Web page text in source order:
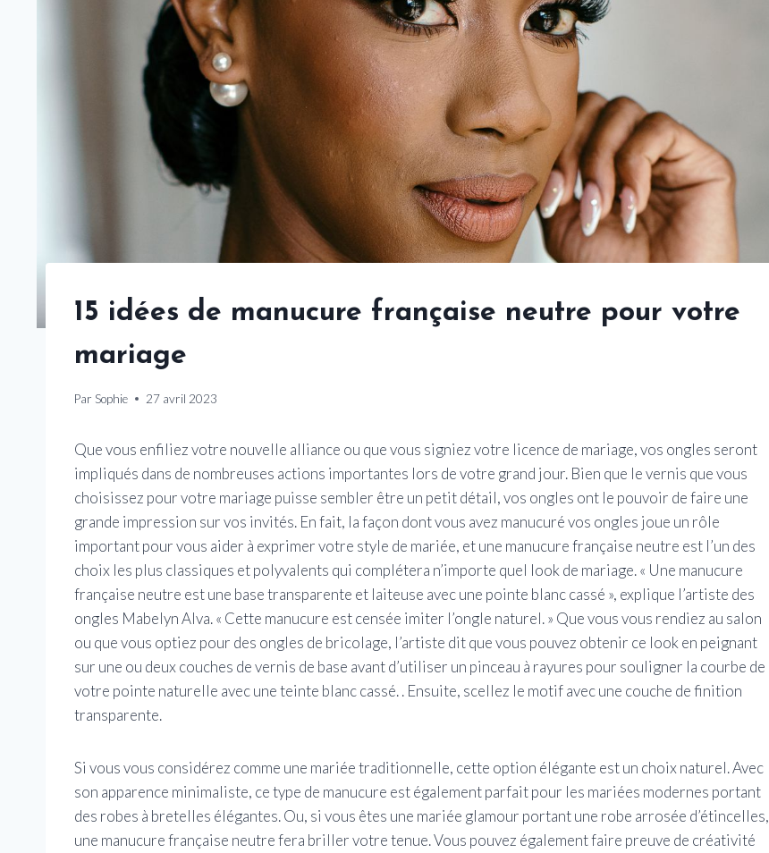
15 idées de manucure française neutre pour votre
mariage
Par Sophie 27 avril 2023
Que vous enfiliez votre nouvelle alliance ou que vous signiez votre licence de mariage, vos ongles seront
impliqués dans de nombreuses actions importantes lors de votre grand jour. Bien que le vernis que vous
choisissez pour votre mariage puisse sembler être un petit détail, vos ongles ont le pouvoir de faire une
grande impression sur vos invités. En fait, la façon dont vous avez manucuré vos ongles joue un rôle
important pour vous aider à exprimer votre style de mariée, et une manucure française neutre est l’un des
choix les plus classiques et polyvalents qui complétera n’importe quel look de mariage. « Une manucure
française neutre est une base transparente et laiteuse avec une pointe blanc cassé », explique l’artiste des
ongles Mabelyn Alva. « Cette manucure est censée imiter l’ongle naturel. » Que vous vous rendiez au salon
ou que vous optiez pour des ongles de bricolage, l’artiste dit que vous pouvez obtenir ce look en peignant
sur une ou deux couches de vernis de base avant d’utiliser un pinceau à rayures pour souligner la courbe de
votre pointe naturelle avec une teinte blanc cassé. . Ensuite, scellez le motif avec une couche de finition
transparente.
Si vous vous considérez comme une mariée traditionnelle, cette option élégante est un choix naturel. Avec
son apparence minimaliste, ce type de manucure est également parfait pour les mariées modernes portant
des robes à bretelles élégantes. Ou, si vous êtes une mariée glamour portant une robe arrosée d’étincelles,
une manucure française neutre fera briller votre tenue. Vous pouvez également faire preuve de créativité